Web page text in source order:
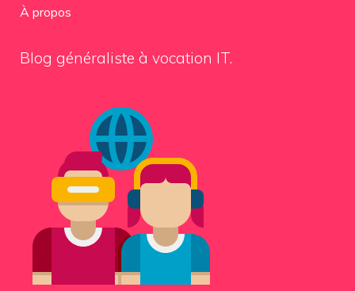
À propos
Blog généraliste à vocation IT.